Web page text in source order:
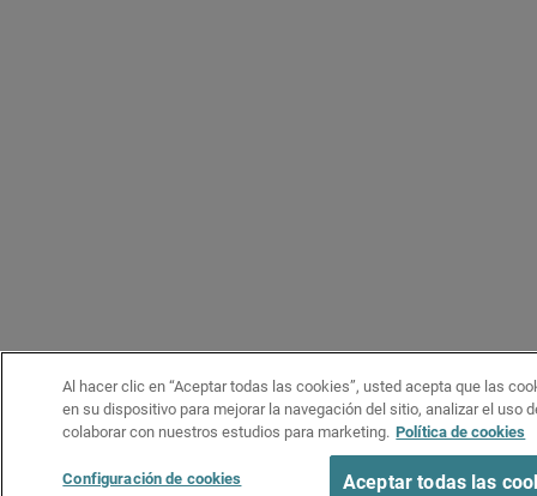
Al hacer clic en “Aceptar todas las cookies”, usted acepta que las
en su dispositivo para mejorar la navegación del sitio, analizar el uso
colaborar con nuestros estudios para marketing. Política de cookies
Configuración de cookies Aceptar todas las